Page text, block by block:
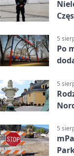
5
Po
5
5